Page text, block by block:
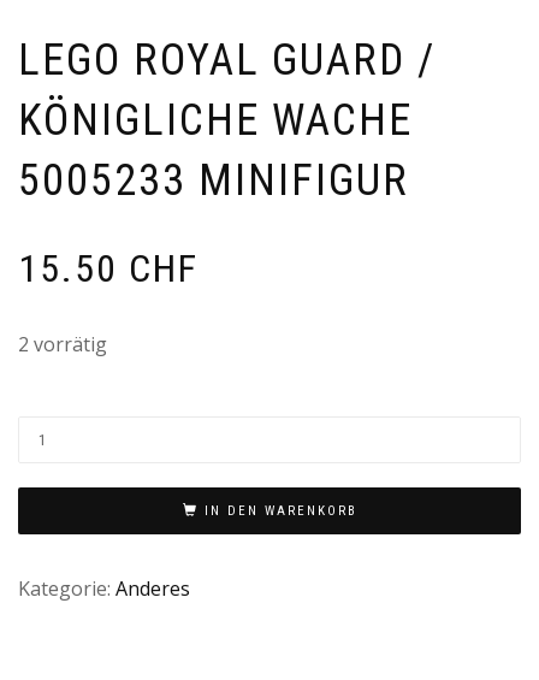
LEGO ROYAL GUARD /
KÖNIGLICHE WACHE
5005233 MINIFIGUR
15.50 CHF
2 vorrätig
IN DEN WARENKORB
Kategorie: Anderes